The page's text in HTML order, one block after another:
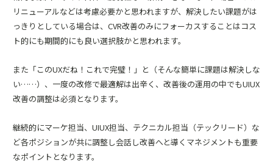
リニューアルなどは考慮必要かと思われますが、解決したい課題がは
っきりとしている場合は、CVR改善のみにフォーカスすることはコス
ト的にも期間的にも良い選択肢かと思われます。
また「このUXだね！これで完璧！」と（そんな簡単に課題は解決しな
い……）、一度の改修で最適解は出辛く、改善後の運用の中でもUIUX
改善の調整は必須となります。
継続的にマーケ担当、UIUX担当、テクニカル担当（テックリード）な
ど各ポジションが共に調整し会話し改善へと導くマネジメントも重要
なポイントとなります。